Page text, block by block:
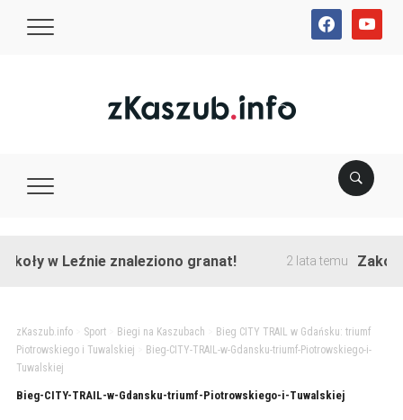
facebookyoutube
w Leźnie znaleziono granat! 2 lata temu
zKaszub.info> Sport> Biegi na Kaszubach
Bieg CITY TRAIL w Gdańsku: triumf
Piotrowskiego i Tuwalskiej
Bieg-CITY-TRAIL-w-Gdansku-triumf-Piotrowskiego-i-
Tuwalskiej
Bieg-CITY-TRAIL-w-Gdansku-triumf-Piotrowskiego-i-Tuwalskiej